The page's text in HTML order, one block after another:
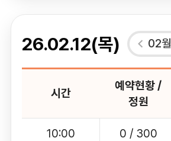
26.02.12(목) 02월
시간
예약현황 /
정원
10:00 0 / 300